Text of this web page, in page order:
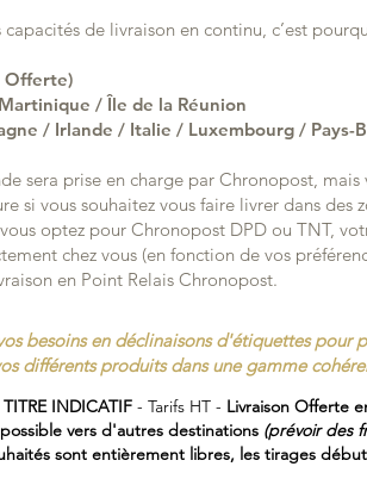
capacités de livraison en continu, c’est
Offerte)
/ Île de la Réunion
/ Irlande / Italie / Luxembourg / Pays-
sera prise en charge par Chronopost,
si vous souhaitez vous faire livrer dans des
optez pour Chronopost DPD ou TNT,
chez vous (en fonction de vos
en Point Relais Chronopost.
besoins en déclinaisons d'étiquettes pour
différents produits dans une gamme
INDICATIF - Tarifs HT - Livraison Offerte
vers d'autres destinations (prévoir des
sont entièrement libres, les tirages